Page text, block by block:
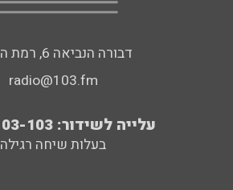
דבורה הנביאה 6, רמת השרון
radio@103.fm
עלייה לשידור: 0552-103-103
בעלות שיחה רגילה